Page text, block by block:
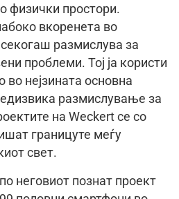
физички простори.
вкоренета во
размислува за
проблеми. Тој ја користи
во нејзината основна
размислување за
на Weckert се со
границуте меѓу
свет.
неговиот познат проект